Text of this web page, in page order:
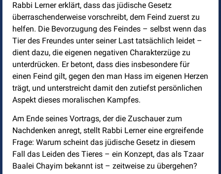
Rabbi Lerner erklärt, dass das jüdische Gesetz
überraschenderweise vorschreibt, dem Feind zuerst zu
helfen. Die Bevorzugung des Feindes – selbst wenn das
Tier des Freundes unter seiner Last tatsächlich leidet –
dient dazu, die eigenen negativen Charakterzüge zu
unterdrücken. Er betont, dass dies insbesondere für
einen Feind gilt, gegen den man Hass im eigenen Herzen
trägt, und unterstreicht damit den zutiefst persönlichen
Aspekt dieses moralischen Kampfes.
Am Ende seines Vortrags, der die Zuschauer zum
Nachdenken anregt, stellt Rabbi Lerner eine ergreifende
Frage: Warum scheint das jüdische Gesetz in diesem
Fall das Leiden des Tieres – ein Konzept, das als Tzaar
Baalei Chayim bekannt ist – zeitweise zu übergehen?